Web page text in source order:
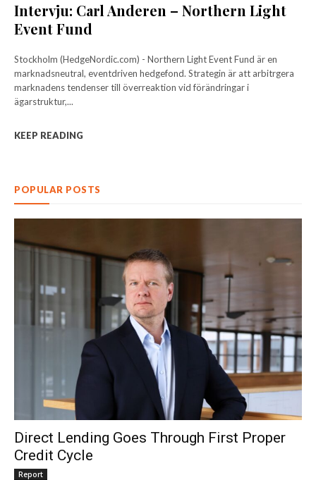
Intervju: Carl Anderen – Northern Light
Event Fund
Stockholm (HedgeNordic.com) - Northern Light Event Fund är en
marknadsneutral, eventdriven hedgefond. Strategin är att arbitrgera
marknadens tendenser till överreaktion vid förändringar i
ägarstruktur,...
KEEP READING
POPULAR POSTS
Direct Lending Goes Through First Proper
Credit Cycle
Report